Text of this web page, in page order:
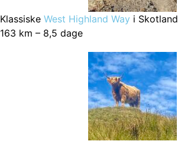
Klassiske West Highland Way i Skotland
163 km – 8,5 dage